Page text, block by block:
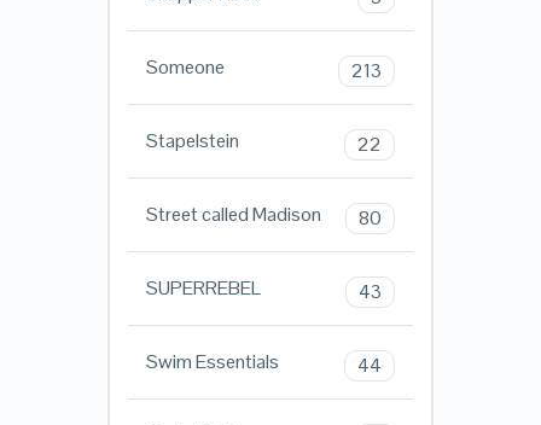
Someone 213
Stapelstein 22
Street called Madison 80
SUPERREBEL 43
Swim Essentials 44